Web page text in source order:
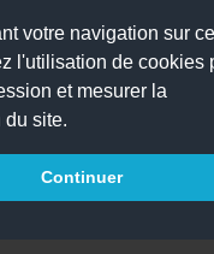
votre navigation sur
l'utilisation de cookies
et mesurer la
du site.
Continuer
2016Collège Jules Simon
websco